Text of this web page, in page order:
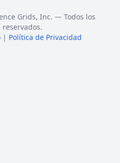
Grids, Inc. — Todos los
| Política de Privacidad